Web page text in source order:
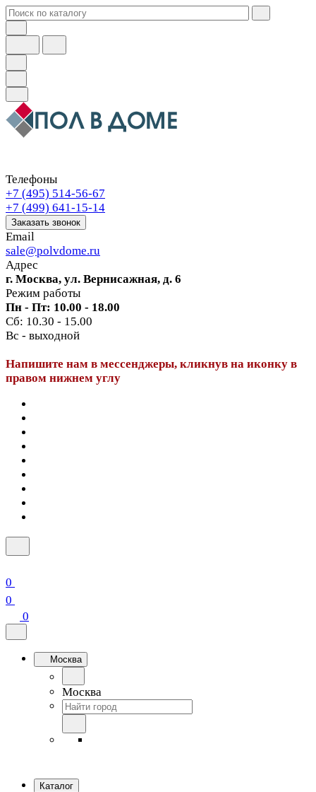
Телефоны
+7 (495) 514-56-67
+7 (499) 641-15-14
Заказать звонок
Email
sale@polvdome.ru
Адрес
г. Москва, ул. Вернисажная, д. 6
Режим работы
Пн - Пт: 10.00 - 18.00
Сб: 10.30 - 15.00
Вс - выходной
Напишите нам в мессенджеры, кликнув на иконку в
правом нижнем углу
0
0
0
Москва
Москва
Каталог